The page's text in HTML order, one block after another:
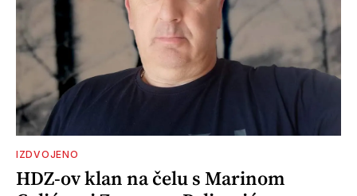
IZDVOJENO
HDZ-ov klan na čelu s Marinom